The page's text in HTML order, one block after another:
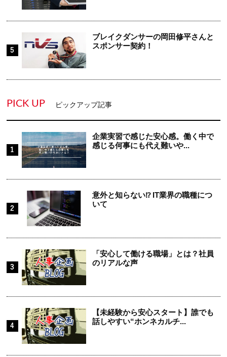
ブレイクダンサーの岡田修平さんと
スポンサー契約！
PICK UP ピックアップ記事
企業実習で感じた安心感。働く中で
感じる何事にも代え難いや...
意外と知らない⁉ IT業界の職種につ
いて
「安心して働ける職場」とは？社員
のリアルな声
【未経験から安心スタート】誰でも
話しやすい“ホンネカルチ...